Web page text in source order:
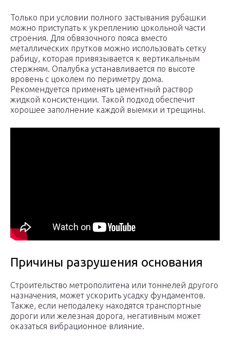
Только при условии полного застывания рубашки
можно приступать к укреплению цокольной части
строения. Для обвязочного пояса вместо
металлических прутков можно использовать сетку
рабицу, которая привязывается к вертикальным
стержням. Опалубка устанавливается по высоте
вровень с цоколем по периметру дома.
Рекомендуется применять цементный раствор
жидкой консистенции. Такой подход обеспечит
хорошее заполнение каждой выемки и трещины.
Причины разрушения основания
Строительство метрополитена или тоннелей другого
назначения, может ускорить усадку фундаментов.
Также, если неподалеку находятся транспортные
дороги или железная дорога, негативным может
оказаться вибрационное влияние.